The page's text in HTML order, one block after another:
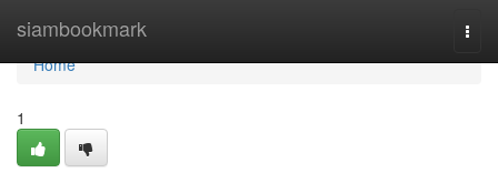
siambookmark
Home
Home
1